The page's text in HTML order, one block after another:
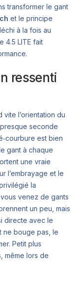
transformer le gant
et le principe
à la fois au
4.5 LITE fait
ressenti
vite l’orientation du
seconde
est bien
gant à chaque
une vraie
l’embrayage et le
la
venez de gants
un peu, mais
directe avec le
ne bouge pas, le
Petit plus
même lors de